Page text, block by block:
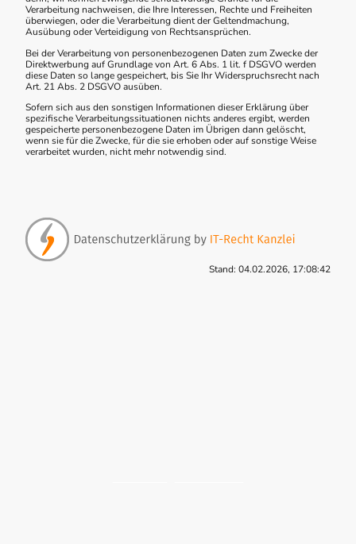
Verarbeitung nachweisen, die Ihre Interessen, Rechte und Freiheiten
überwiegen, oder die Verarbeitung dient der Geltendmachung,
Ausübung oder Verteidigung von Rechtsansprüchen.
Bei der Verarbeitung von personenbezogenen Daten zum Zwecke der
Direktwerbung auf Grundlage von Art. 6 Abs. 1 lit. f DSGVO werden
diese Daten so lange gespeichert, bis Sie Ihr Widerspruchsrecht nach
Art. 21 Abs. 2 DSGVO ausüben.
Sofern sich aus den sonstigen Informationen dieser Erklärung über
spezifische Verarbeitungssituationen nichts anderes ergibt, werden
gespeicherte personenbezogene Daten im Übrigen dann gelöscht,
wenn sie für die Zwecke, für die sie erhoben oder auf sonstige Weise
verarbeitet wurden, nicht mehr notwendig sind.
Stand: 04.02.2026, 17:08:42